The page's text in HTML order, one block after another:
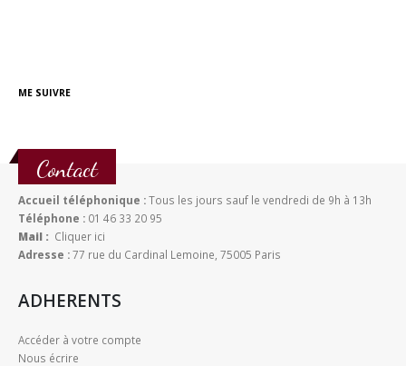
ME SUIVRE
Contact
Accueil téléphonique :Tous les jours sauf le vendredi de 9h à 13h
Téléphone : 01 46 33 20 95
Mail : Cliquer ici
Adresse :77 rue du Cardinal Lemoine, 75005 Paris
ADHERENTS
Accéder à votre compte
Nous écrire